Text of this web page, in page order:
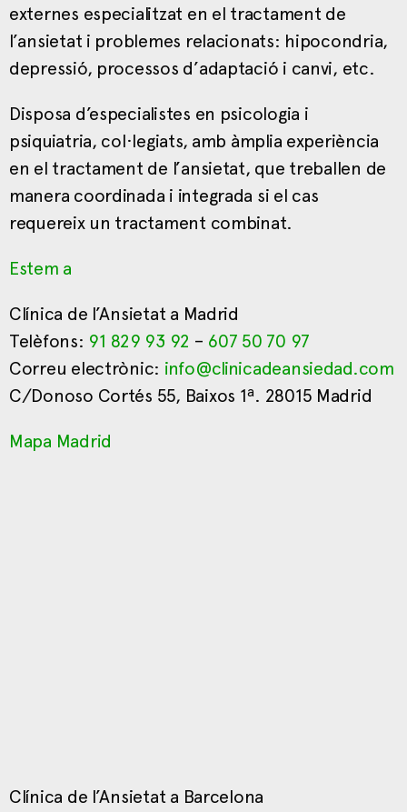
externes especialitzat en el tractament de
l’ansietat i problemes relacionats: hipocondria,
depressió, processos d’adaptació i canvi, etc.
Disposa d’especialistes en psicologia i
psiquiatria, col·legiats, amb àmplia experiència
en el tractament de l’ansietat, que treballen de
manera coordinada i integrada si el cas
requereix un tractament combinat.
Estem a
Clínica de l’Ansietat a Madrid
Telèfons: 91 829 93 92 – 607 50 70 97
Correu electrònic: info@clinicadeansiedad.com
C/Donoso Cortés 55, Baixos 1ª. 28015 Madrid
Mapa Madrid
Clínica de l’Ansietat a Barcelona